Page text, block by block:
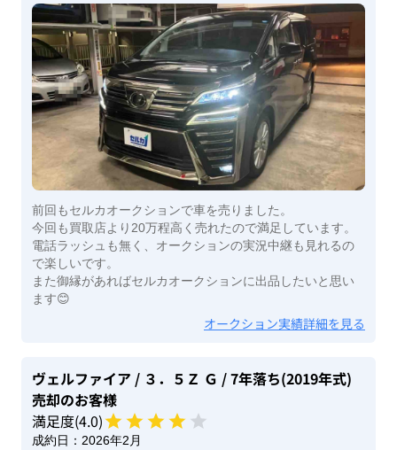
前回もセルカオークションで車を売りました。
今回も買取店より20万程高く売れたので満足しています。
電話ラッシュも無く、オークションの実況中継も見れるの
で楽しいです。
また御縁があればセルカオークションに出品したいと思い
ます😊
オークション実績詳細を見る
ヴェルファイア / ３．５Ｚ Ｇ / 7年落ち(2019年式)
売却のお客様
満足度(4.0)
成約日： 2026年2月